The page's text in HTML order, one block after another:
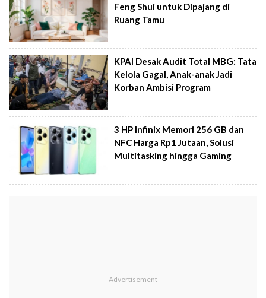
Feng Shui untuk Dipajang di
Ruang Tamu
KPAI Desak Audit Total MBG: Tata
Kelola Gagal, Anak-anak Jadi
Korban Ambisi Program
3 HP Infinix Memori 256 GB dan
NFC Harga Rp1 Jutaan, Solusi
Multitasking hingga Gaming